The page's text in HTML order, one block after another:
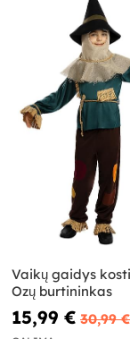
Vaikų gaidys
Ozų burtininkas
15,99 € 30,99 €